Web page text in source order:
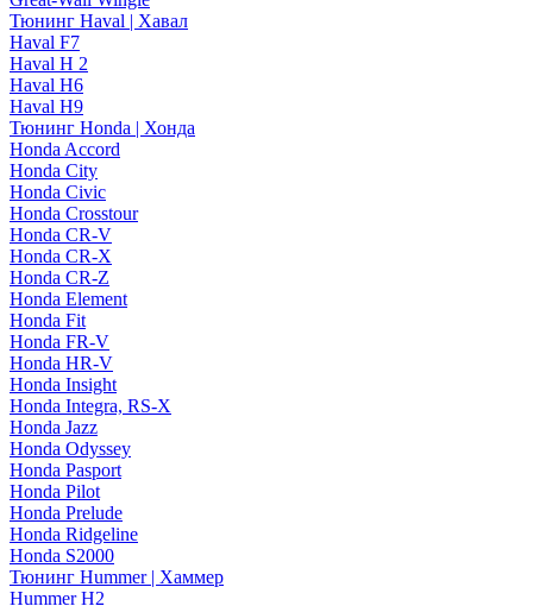
Тюнинг Haval | Хавал
Haval F7
Haval H 2
Haval H6
Haval H9
Тюнинг Honda | Хонда
Honda Accord
Honda City
Honda Civic
Honda Crosstour
Honda CR-V
Honda CR-X
Honda CR-Z
Honda Element
Honda Fit
Honda FR-V
Honda HR-V
Honda Insight
Honda Integra, RS-X
Honda Jazz
Honda Odyssey
Honda Pasport
Honda Pilot
Honda Prelude
Honda Ridgeline
Honda S2000
Тюнинг Hummer | Хаммер
Hummer H2